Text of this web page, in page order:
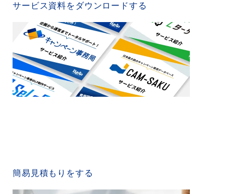
サービス資料をダウンロードする
簡易見積もりをする